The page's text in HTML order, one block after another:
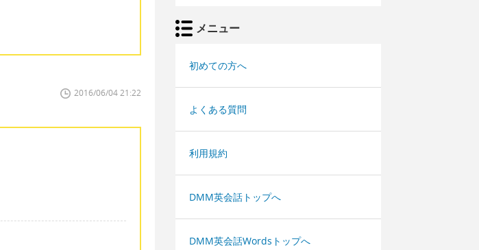
2016/06/04 21:22
メニュー
初めての方へ
よくある質問
利用規約
DMM英会話トップへ
DMM英会話Wordsトップへ